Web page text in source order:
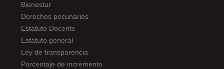
Bienestar
Derechos pecunarios
Estatuto Docente
Estatuto general
Ley de transparencia
Porcentaje de incremento